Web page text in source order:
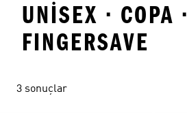
UNISEX · COPA ·
FINGERSAVE
3 sonuçlar